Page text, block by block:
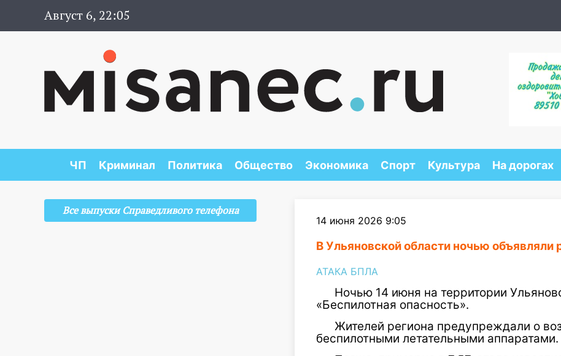
Август 6, 22:05
ЧП Криминал Политика Общество Экономика Спорт Культура На дорогах
14 июня 2026 9:05
В Ульяновской области ночью объявляли
АТАКА БПЛА
Ночью 14 июня на территории
«Беспилотная опасность».
Жителей региона предупреждали о
беспилотными летательными аппаратами.
Все выпуски Справедливого телефона